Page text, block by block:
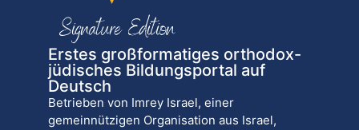
Erstes großformatiges orthodox-
jüdisches Bildungsportal auf
Deutsch
Betrieben von Imrey Israel, einer
gemeinnützigen Organisation aus Israel,